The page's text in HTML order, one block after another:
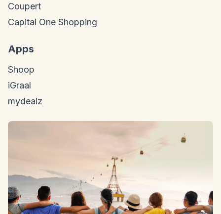
Coupert
Capital One Shopping
Apps
Shoop
iGraal
mydealz